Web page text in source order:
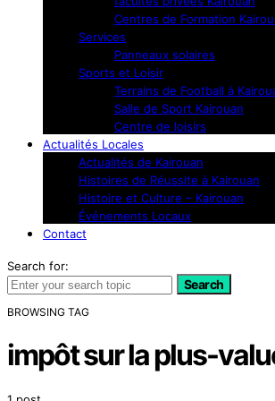
Centres de Formation
Services
Panneaux solaires
Sports et Loisir
Terrains de Football à
Salle de Sport Kairouan
Centre de loisirs
Actualités Locales
Actualités de Kairouan
Histoires de Réussite à Kairouan
Histoire et Culture – Kairouan
Événements Locaux
Contact
Search for:
Search
BROWSING TAG
impôt sur la plus-